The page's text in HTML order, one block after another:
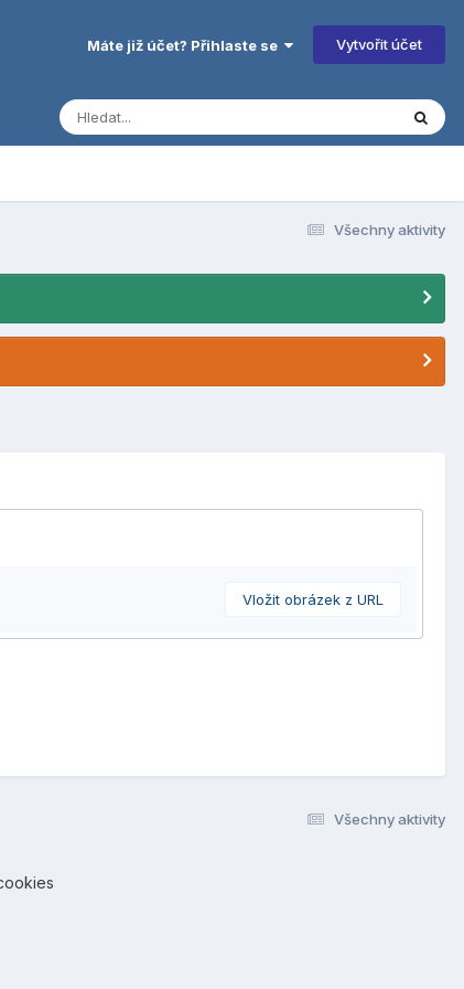
Máte již účet? Přihlaste se Vytvořit účet
Všechny aktivity
Vložit obrázek z URL
Všechny aktivity